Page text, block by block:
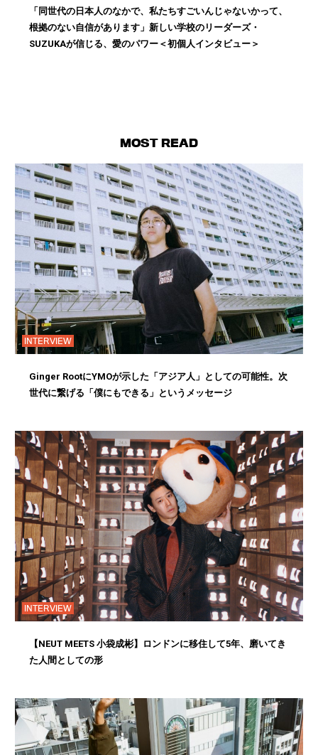
「同世代の日本人のなかで、私たちすごいんじゃないかって、
根拠のない自信があります」新しい学校のリーダーズ・
SUZUKAが信じる、愛のパワー＜初個人インタビュー＞
MOST READ
INTERVIEW
Ginger RootにYMOが示した「アジア人」としての可能性。次
世代に繋げる「僕にもできる」というメッセージ
INTERVIEW
【NEUT MEETS 小袋成彬】ロンドンに移住して5年、磨いてき
た人間としての形